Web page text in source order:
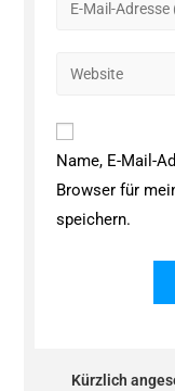
Name, E-Mail-
Browser für
speichern.
Kürzlich